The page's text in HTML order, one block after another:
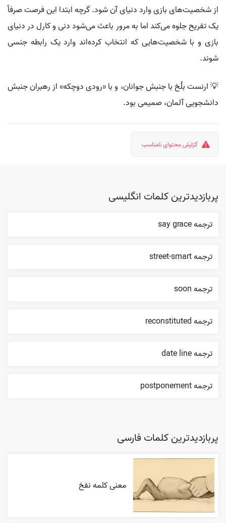
از شخصیت‌های بازی وارد دنیای آن شود. گرچه ابتدا این فرصت صرفاً
یک تفریح جلوه می‌کند اما به مرور باعث می‌شود دنی و کارل در دنیای
بازی و با شخصیت‌هایی که انتخاب کرده‌اند وارد یک رابطه جنسی
شوند.
💡 ارنست بلُخ با جنبش جوانان، و با «رودی دوچکه» از رهبران جنبش
دانشجویی آلمان، صمیمی بود.
گزارش محتوای نامناسب
پربازدیدترین کلمات انگلیسی
ترجمه say grace
ترجمه street-smart
ترجمه soon
ترجمه reconstituted
ترجمه date line
ترجمه postponement
پربازدیدترین کلمات فارسی
معنی کلمه نفخ